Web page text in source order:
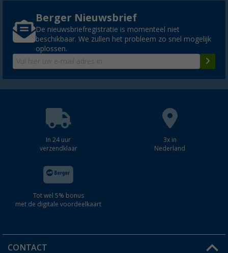
Berger Nieuwsbrief
De nieuwsbriefregistratie is momenteel niet
beschikbaar. We zullen het probleem zo snel mogelijk
oplossen.
In 24 uur
verzendklaar
3x in
Nederland
Tot wel 5% bonus
met de digitale voordeelkaart
CONTACT